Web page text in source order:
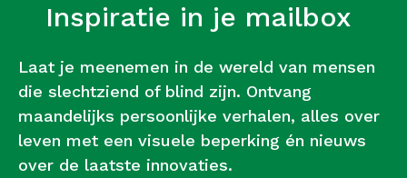
Inspiratie in je mailbox
Laat je meenemen in de wereld van mensen
die slechtziend of blind zijn. Ontvang
maandelijks persoonlijke verhalen, alles over
leven met een visuele beperking én nieuws
over de laatste innovaties.